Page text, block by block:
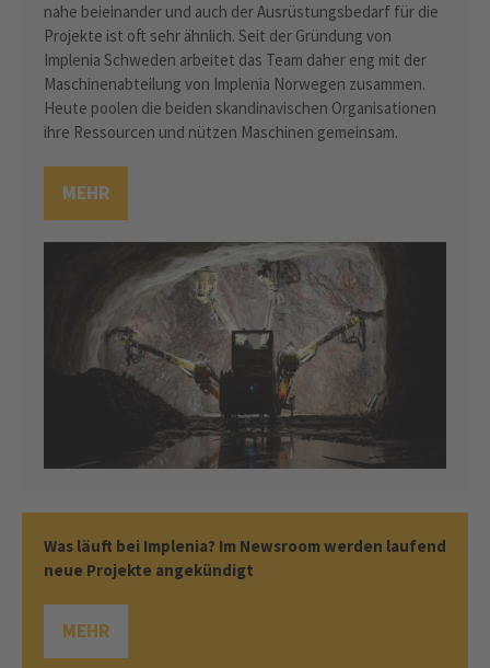
nahe beieinander und auch der Ausrüstungsbedarf für die
Projekte ist oft sehr ähnlich. Seit der Gründung von
Implenia Schweden arbeitet das Team daher eng mit der
Maschinenabteilung von Implenia Norwegen zusammen.
Heute poolen die beiden skandinavischen Organisationen
ihre Ressourcen und nützen Maschinen gemeinsam.
MEHR
Was läuft bei Implenia? Im Newsroom werden laufend
neue Projekte angekündigt
MEHR